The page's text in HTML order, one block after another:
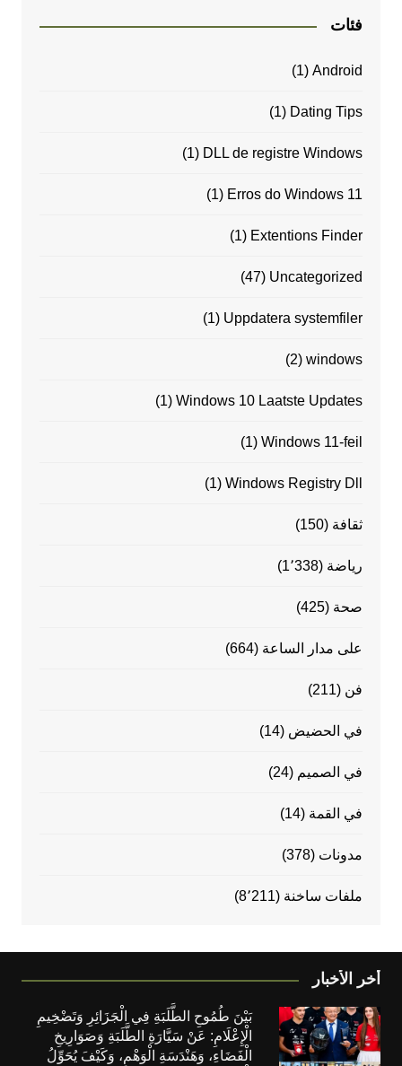
فئات
Android
(1)
Dating Tips
(1)
DLL de registre Windows
(1)
Erros do Windows 11
(1)
Extentions Finder
(1)
Uncategorized
(47)
Uppdatera systemfiler
(1)
windows
(2)
Windows 10 Laatste Updates
(1)
Windows 11-feil
(1)
Windows Registry Dll
(1)
ثقافة (150)
رياضة (1٬338)
صحة (425)
على مدار الساعة (664)
فن (211)
في الحضيض (14)
في الصميم (24)
في القمة (14)
مدونات (378)
ملفات ساخنة (8٬211)
أخر الأخبار
بَيْنَ طُمُوحِ الطَّلَبَةِ فِي الْجَزَائِرِ وَتَضْخِيمِ
الْإِعْلَامِ: عَنْ سَيَّارَةِ الطَّلَبَةِ وَصَوَارِيخِ
الْفَضَاءِ، وَهَنْدَسَةِ الْوَهْمِ، وَكَيْفَ يُحَوِّلُ